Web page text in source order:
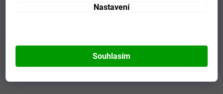
Nastavení
Souhlasím